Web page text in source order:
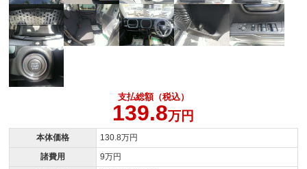
支払総額（税込）
139.8万円
本体価格
130.8万円
諸費用
9万円